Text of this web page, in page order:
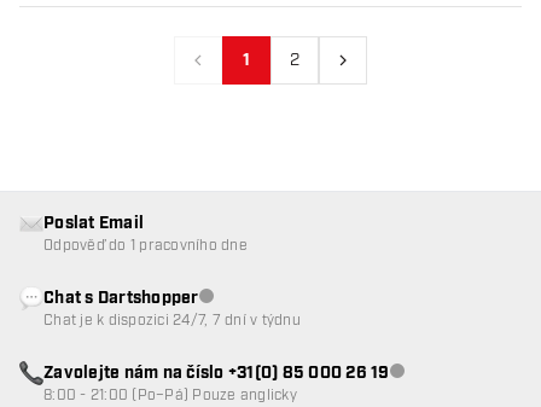
Předchozí
1 2 Další
Poslat Email
Odpověď do 1 pracovního dne
Chat s DartshopperZákaznický servis nedostupný
Chat je k dispozici 24/7, 7 dní v týdnu
Zavolejte nám na číslo +31(0) 85 000 26 19Zákaznický servis
8:00 - 21:00 (Po–Pá) Pouze anglicky